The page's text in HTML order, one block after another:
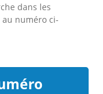
dans les
numéro ci-